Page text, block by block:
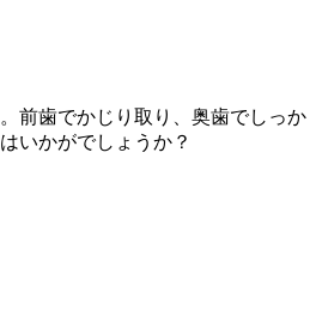
前歯でかじり取り、奥歯でしっか
いかがでしょうか？